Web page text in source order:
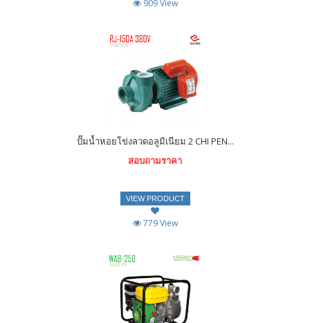
909 View
ปั๊มน้ำหอยโข่งลวดอลูมิเนียม 2 CHI PEN...
สอบถามราคา
VIEW PRODUCT
779 View